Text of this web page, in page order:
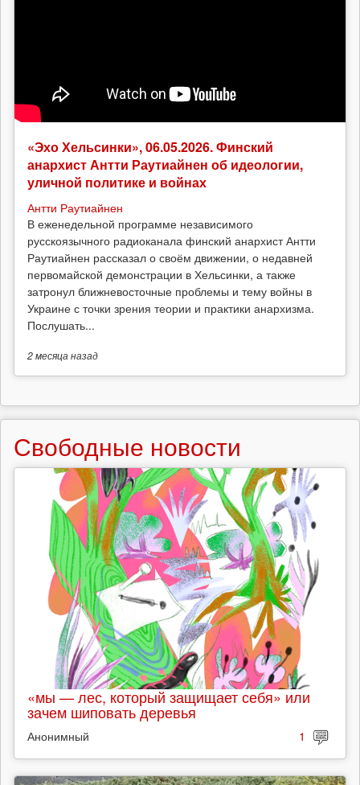
«Эхо Хельсинки», 06.05.2026. Финский
анархист Антти Раутиайнен об идеологии,
уличной политике и войнах
Антти Раутиайнен
В еженедельной программе независимого
русскоязычного радиоканала финский анархист Антти
Раутиайнен рассказал о своём движении, о недавней
первомайской демонстрации в Хельсинки, а также
затронул ближневосточные проблемы и тему войны в
Украине с точки зрения теории и практики анархизма.
Послушать...
2 месяцаназад
Свободные новости
«мы — лес, который защищает себя» или
зачем шиповать деревья
Анонимный 1